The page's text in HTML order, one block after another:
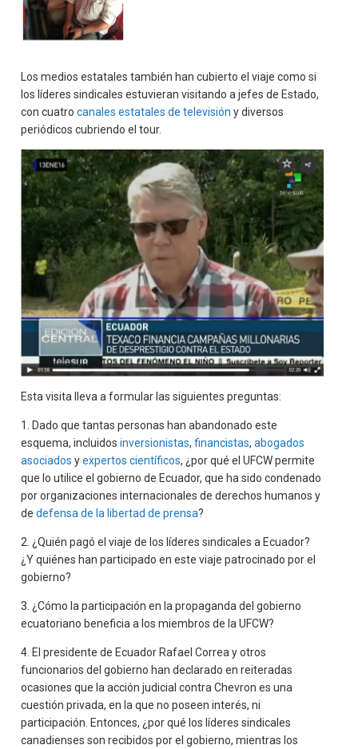
Los medios estatales también han cubierto el viaje como si
los líderes sindicales estuvieran visitando a jefes de Estado,
con cuatrocanales estatales de televisión y diversos
periódicos cubriendo el tour.
Esta visita lleva a formular las siguientes preguntas:
1. Dado que tantas personas han abandonado este
esquema, incluidosinversionistas,financistas,abogados
asociados yexpertos científicos, ¿por qué el UFCW permite
que lo utilice el gobierno de Ecuador, que ha sido condenado
por organizaciones internacionales de derechos humanos y
dedefensa de la libertad de prensa?
2. ¿Quién pagó el viaje de los líderes sindicales a Ecuador?
¿Y quiénes han participado en este viaje patrocinado por el
gobierno?
3. ¿Cómo la participación en la propaganda del gobierno
ecuatoriano beneficia a los miembros de la UFCW?
4. El presidente de Ecuador Rafael Correa y otros
funcionarios del gobierno han declarado en reiteradas
ocasiones que la acción judicial contra Chevron es una
cuestión privada, en la que no poseen interés, ni
participación. Entonces, ¿por qué los líderes sindicales
canadienses son recibidos por el gobierno, mientras los